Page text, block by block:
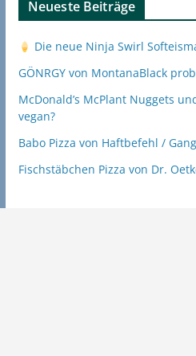
Neueste Beiträge
Die neue Ninja Swirl
GÖNRGY von MontanaBlack
McDonald’s McPlant Nuggets
vegan?
Babo Pizza von Haftbefehl /
Fischstäbchen Pizza von Dr.